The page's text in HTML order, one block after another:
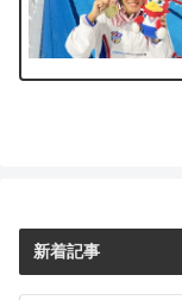
新着記事